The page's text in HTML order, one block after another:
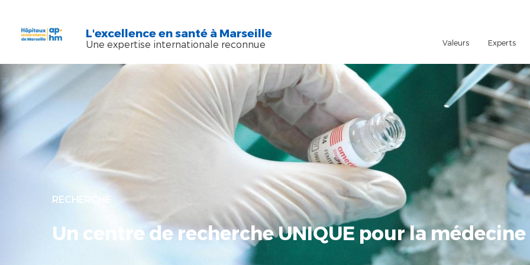
L'excellence en santé à Marseille
Une expertise internationale reconnue Valeurs Experts
RECHERCHE
Un centre de recherche UNIQUE pour la